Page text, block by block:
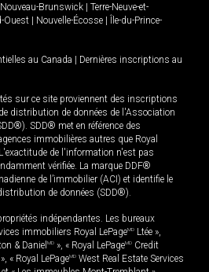
Nouveau-Brunswick
Terre-Neuve-et-
Ouest Nouvelle-Écosse
Île-du-Prince-
au Canada
Dernières inscriptions au
sur ce site proviennent des inscriptions
distribution de données de l'Association
SDD® met en référence des
immobilières autres que Royal
de l'information n'est pas
vérifiée. La marque DDF®
de l’immobilier (ACI) et identifie le
de données (SDD®).
indépendantes. Les bureaux
immobiliers Royal LePageMD Ltée »,
& Daniel MD », « Royal LePageMD Credit
« Royal LePageMD West Real Estate Services